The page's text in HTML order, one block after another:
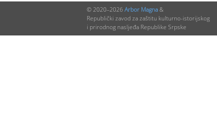
© 2020–2026 Arbor Magna&
Republički zavod za zaštitu kulturno-istorijskog
i prirodnog nasljeđa Republike Srpske